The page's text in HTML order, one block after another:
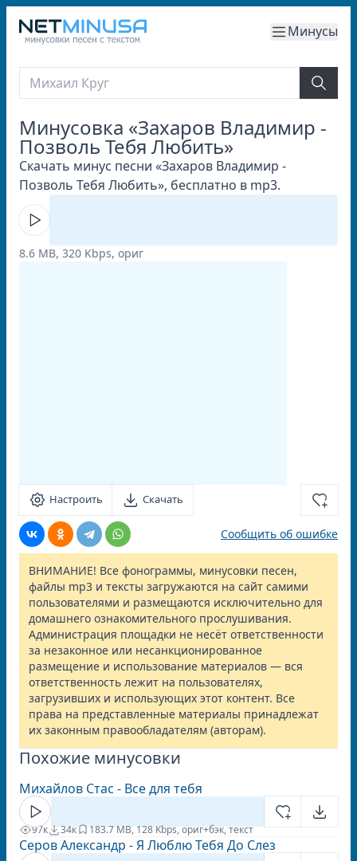
Минусы
Минусовка «Захаров Владимир -
Позволь Тебя Любить»
Скачать минус песни «Захаров Владимир -
Позволь Тебя Любить», бесплатно в mp3.
8.6 MB, 320 Kbps, ориг
Настроить Скачать
Сообщить об ошибке
ВНИМАНИЕ! Все фонограммы, минусовки песен,
файлы mp3 и тексты загружаются на сайт самими
пользователями и размещаются исключительно для
домашнего ознакомительного прослушивания.
Администрация площадки не несёт ответственности
за незаконное или несанкционированное
размещение и использование материалов — вся
ответственность лежит на пользователях,
загрузивших и использующих этот контент. Все
права на представленные материалы принадлежат
их законным правообладателям (авторам).
Похожие минусовки
Михайлов Стас - Все для тебя
97к 34к 183.7 MB, 128 Kbps, ориг+бэк, текст
Серов Александр - Я Люблю Тебя До Слез